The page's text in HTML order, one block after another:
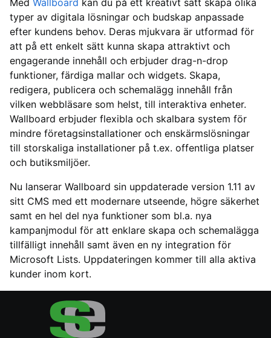
Med Wallboard kan du på ett kreativt sätt skapa olika
typer av digitala lösningar och budskap anpassade
efter kundens behov. Deras mjukvara är utformad för
att på ett enkelt sätt kunna skapa attraktivt och
engagerande innehåll och erbjuder drag-n-drop
funktioner, färdiga mallar och widgets. Skapa,
redigera, publicera och schemalägg innehåll från
vilken webbläsare som helst, till interaktiva enheter.
Wallboard erbjuder flexibla och skalbara system för
mindre företagsinstallationer och enskärmslösningar
till storskaliga installationer på t.ex. offentliga platser
och butiksmiljöer.
Nu lanserar Wallboard sin uppdaterade version 1.11 av
sitt CMS med ett modernare utseende, högre säkerhet
samt en hel del nya funktioner som bl.a. nya
kampanjmodul för att enklare skapa och schemalägga
tillfälligt innehåll samt även en ny integration för
Microsoft Lists. Uppdateringen kommer till alla aktiva
kunder inom kort.